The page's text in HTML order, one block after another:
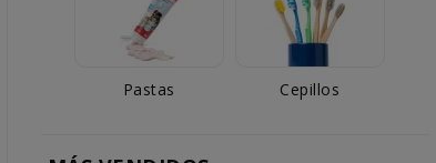
Pastas Cepillos